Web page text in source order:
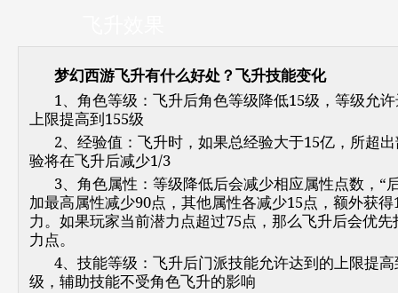
梦幻西游飞升有什么好处？飞升技能变化
1、角色等级：飞升后角色等级降低15级，等级允
上限提高到155级
2、经验值：飞升时，如果总经验大于15亿，所超
验将在飞升后减少1/3
3、角色属性：等级降低后会减少相应属性点数，“
加最高属性减少90点，其他属性各减少15点，额外获得
力。如果玩家当前潜力点超过75点，那么飞升后会优先
力点。
4、技能等级：飞升后门派技能允许达到的上限提高
级，辅助技能不受角色飞升的影响